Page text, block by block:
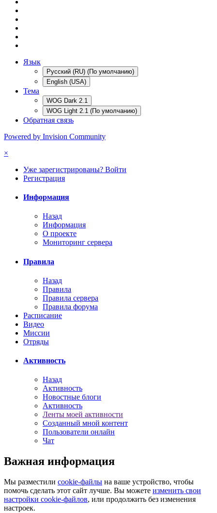
Язык
Русский (RU) (По умолчанию)
English (USA)
Тема
WOG Dark 2.1
WOG Light 2.1 (По умолчанию)
Обратная связь
Powered by Invision Community
×
Уже зарегистрированы? Войти
Регистрация
Информация
Назад
Информация
О проекте
Мониторинг сервера
Правила
Назад
Правила
Правила сервера
Правила форума
Расписание
Видео
Миссии
Отряды
Активность
Назад
Активность
Новостные блоги
Активность
Ленты моей активности
Созданный мной контент
Пользователи онлайн
Чат
Важная информация
Мы разместили cookie-файлы на ваше устройство, чтобы
помочь сделать этот сайт лучше. Вы можете изменить свои
настройки cookie-файлов, или продолжить без изменения
настроек.